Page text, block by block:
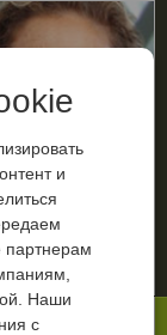
и
партнерам
Наши
с